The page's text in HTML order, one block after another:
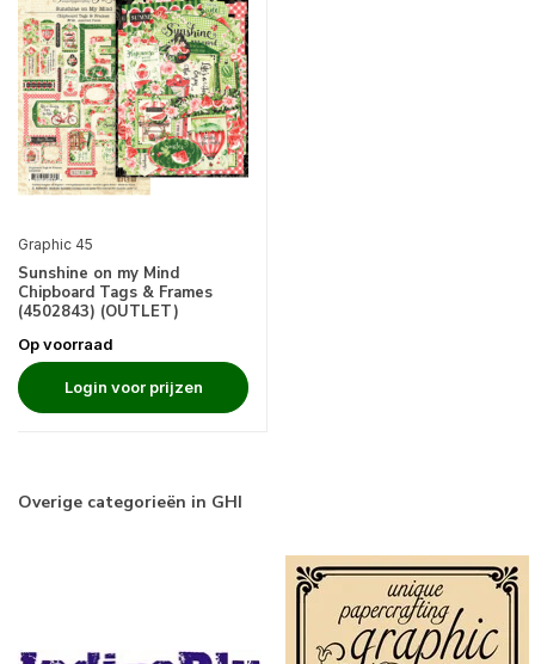
Graphic 45
Sunshine on my Mind
Chipboard Tags & Frames
(4502843) (OUTLET)
Op voorraad
Login voor prijzen
Overige categorieën in GHI